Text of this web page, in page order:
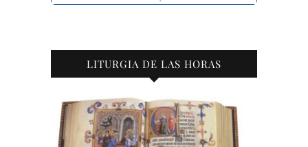
LITURGIA DE LAS HORAS